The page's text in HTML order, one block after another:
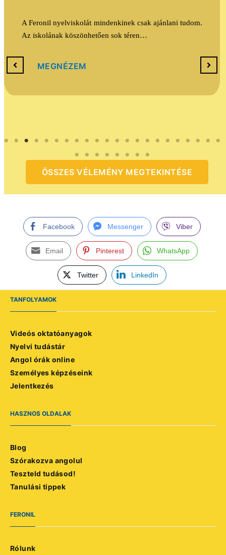
A Feronil nyelviskolát mindenkinek csak ajánlani tudom.
Az iskolának köszönhetően sok téren…
MEGNÉZEM
ÖSSZES VÉLEMÉNY MEGTEKINTÉSE
Facebook Messenger Viber
Email Pinterest WhatsApp
Twitter LinkedIn
TANFOLYAMOK
Videós oktatóanyagok
Nyelvi tudástár
Angol órák online
Személyes képzéseink
Jelentkezés
HASZNOS OLDALAK
Blog
Szórakozva angolul
Teszteld tudásod!
Tanulási tippek
FERONIL
Rólunk